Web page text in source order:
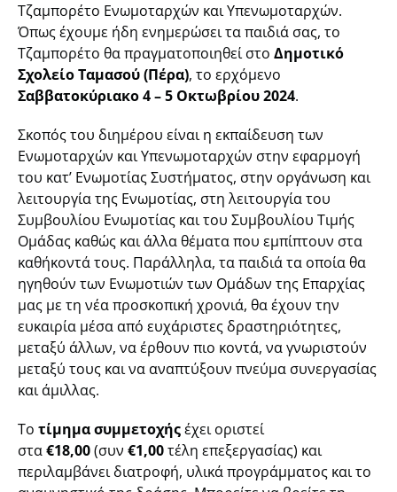
Τζαμπορέτο Ενωμοταρχών και Υπενωμοταρχών.
Όπως έχουμε ήδη ενημερώσει τα παιδιά σας, το
Τζαμπορέτο θα πραγματοποιηθεί στο Δημοτικό
Σχολείο Ταμασού (Πέρα), το ερχόμενο
Σαββατοκύριακο 4 – 5 Οκτωβρίου 2024.
Σκοπός του διημέρου είναι η εκπαίδευση των
Ενωμοταρχών και Υπενωμοταρχών στην εφαρμογή
του κατ’ Ενωμοτίας Συστήματος, στην οργάνωση και
λειτουργία της Ενωμοτίας, στη λειτουργία του
Συμβουλίου Ενωμοτίας και του Συμβουλίου Τιμής
Ομάδας καθώς και άλλα θέματα που εμπίπτουν στα
καθήκοντά τους. Παράλληλα, τα παιδιά τα οποία θα
ηγηθούν των Ενωμοτιών των Ομάδων της Επαρχίας
μας με τη νέα προσκοπική χρονιά, θα έχουν την
ευκαιρία μέσα από ευχάριστες δραστηριότητες,
μεταξύ άλλων, να έρθουν πιο κοντά, να γνωριστούν
μεταξύ τους και να αναπτύξουν πνεύμα συνεργασίας
και άμιλλας.
Το τίμημα συμμετοχήςέχει οριστεί
στα€18,00(συν €1,00τέλη επεξεργασίας) και
περιλαμβάνει διατροφή, υλικά προγράμματος και το